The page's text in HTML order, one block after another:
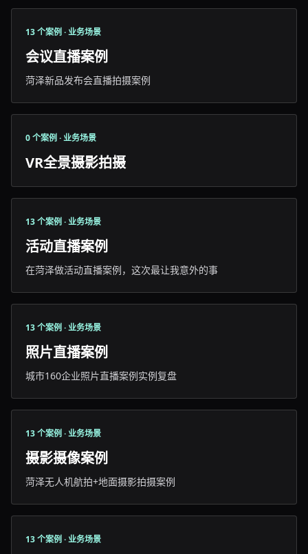
13 个案例 · 业务场景
会议直播案例
菏泽新品发布会直播拍摄案例
0 个案例 · 业务场景
VR全景摄影拍摄
13 个案例 · 业务场景
活动直播案例
在菏泽做活动直播案例，这次最让我意外的事
13 个案例 · 业务场景
照片直播案例
城市160企业照片直播案例实例复盘
13 个案例 · 业务场景
摄影摄像案例
菏泽无人机航拍+地面摄影拍摄案例
13 个案例 · 业务场景